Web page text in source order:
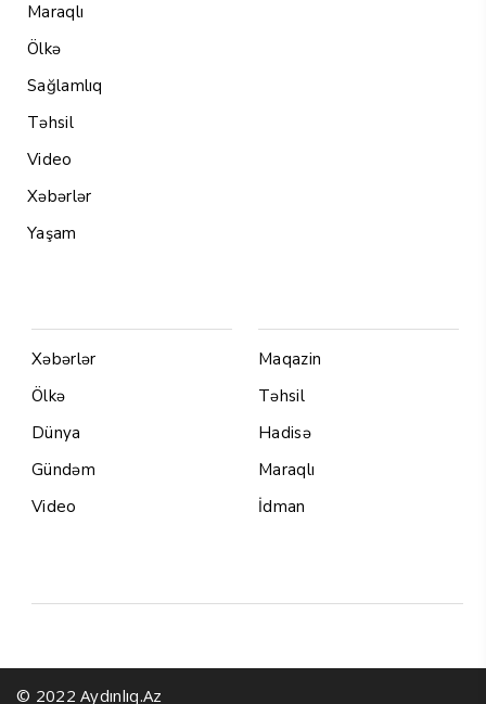
Maraqlı
Ölkə
Sağlamlıq
Təhsil
Video
Xəbərlər
Yaşam
Xəbərlər
Ölkə
Dünya
Gündəm
Video
Maqazin
Təhsil
Hadisə
Maraqlı
İdman
© 2022 Aydınlıq.Az